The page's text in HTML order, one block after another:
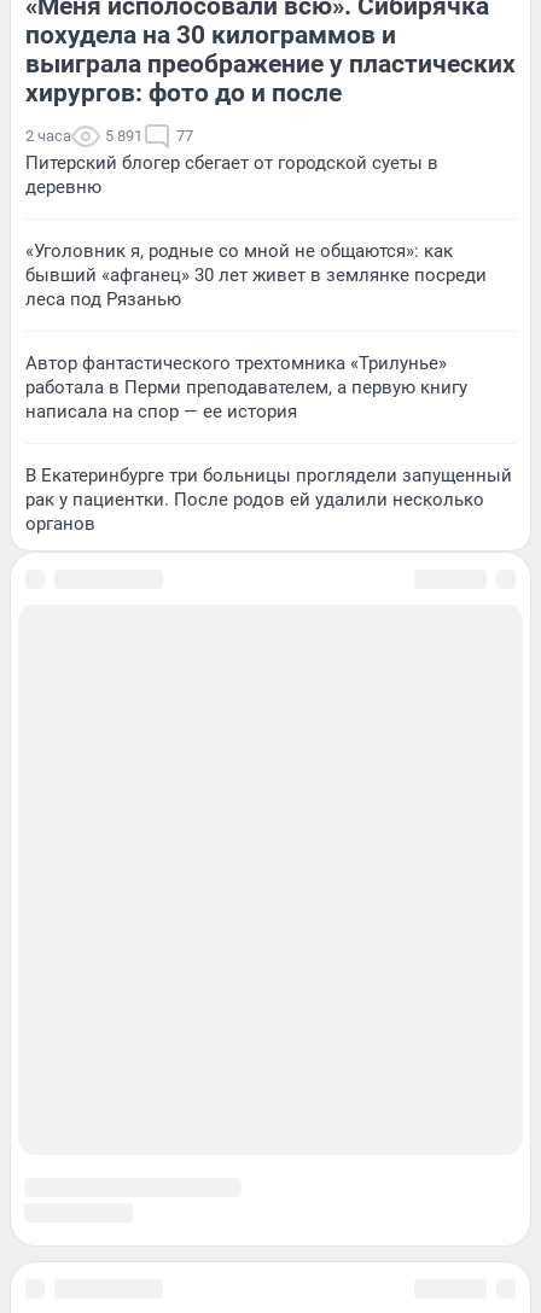
похудела на 30 килограммов и
выиграла преображение у пластических
хирургов: фото до и после
2 часа 5 891 77
Питерский блогер сбегает от городской суеты в
деревню
«Уголовник я, родные со мной не общаются»: как
бывший «афганец» 30 лет живет в землянке посреди
леса под Рязанью
Автор фантастического трехтомника «Трилунье»
работала в Перми преподавателем, а первую книгу
написала на спор — ее история
В Екатеринбурге три больницы проглядели запущенный
рак у пациентки. После родов ей удалили несколько
органов